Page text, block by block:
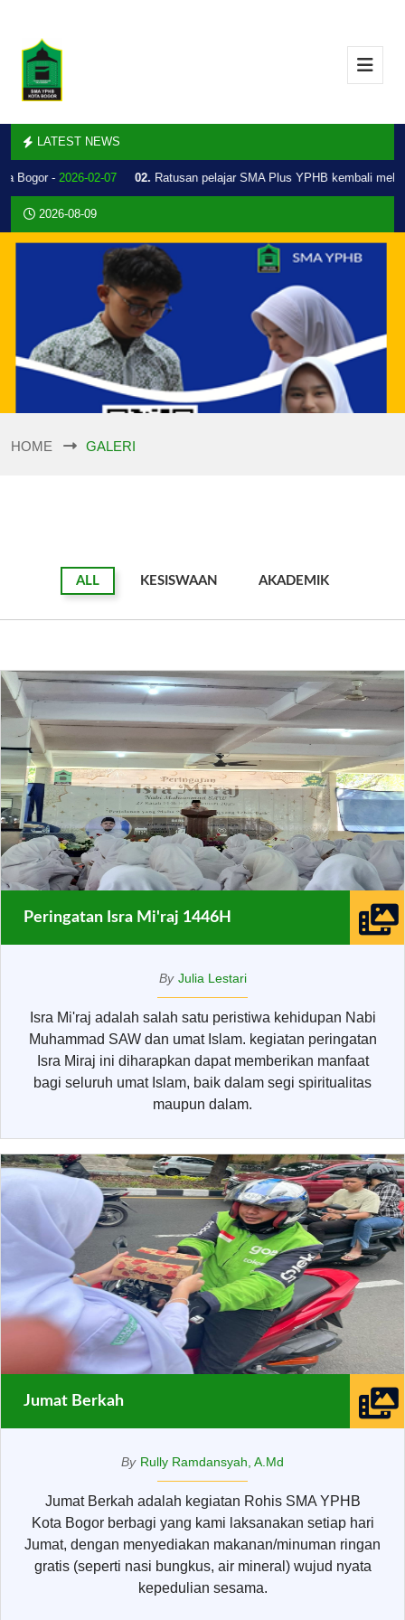
LATEST NEWS
Bogor -2026-02-07 02.Ratusan pelajar SMA Plus YPHB kembali
2026-08-09
HOME GALERI
ALL KESISWAAN AKADEMIK
Peringatan Isra Mi'raj 1446H
By Julia Lestari
Isra Mi'raj adalah salah satu peristiwa kehidupan Nabi
Muhammad SAW dan umat Islam. kegiatan peringatan
Isra Miraj ini diharapkan dapat memberikan manfaat
bagi seluruh umat Islam, baik dalam segi spiritualitas
maupun dalam.
Jumat Berkah
By Rully Ramdansyah, A.Md
Jumat Berkah adalah kegiatan Rohis SMA YPHB
Kota Bogor berbagi yang kami laksanakan setiap hari
Jumat, dengan menyediakan makanan/minuman ringan
gratis (seperti nasi bungkus, air mineral) wujud nyata
kepedulian sesama.